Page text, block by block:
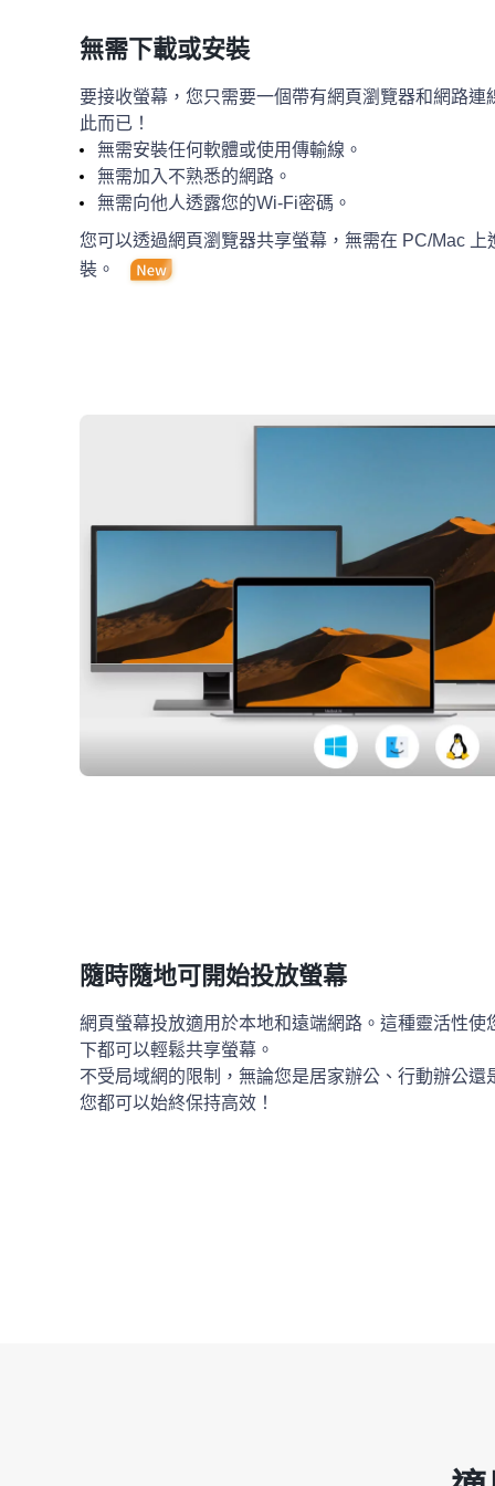
無需下載或安裝
要接收螢幕，您只需要一個帶有網頁瀏覽器和網路連
此而已！
無需安裝任何軟體或使用傳輸線。
無需加入不熟悉的網路。
無需向他人透露您的Wi-Fi密碼。
您可以透過網頁瀏覽器共享螢幕，無需在 PC/Mac 上
裝。
隨時隨地可開始投放螢幕
網頁螢幕投放適用於本地和遠端網路。這種靈活性使
下都可以輕鬆共享螢幕。
不受局域網的限制，無論您是居家辦公、行動辦公還
您都可以始終保持高效！